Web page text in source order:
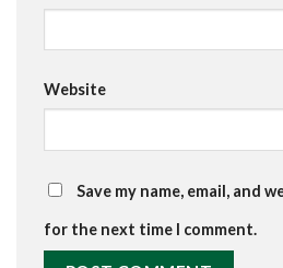
Website
Save my name, email, and
for the next time I comment.